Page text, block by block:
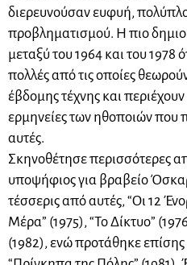
διερευνούσαν ευφυή,
προβληματισμού. Η πιο
μεταξύ του 1964 και του 1978
πολλές από τις οποίες
έβδομης τέχνης και
ερμηνείες των ηθοποιών που
αυτές.
Σκηνοθέτησε περισσότερες
υποψήφιος για βραβείο
τέσσερις από αυτές, “Οι 12
Μέρα” (1975), “Το Δίκτυο”
(1982), ενώ προτάθηκε